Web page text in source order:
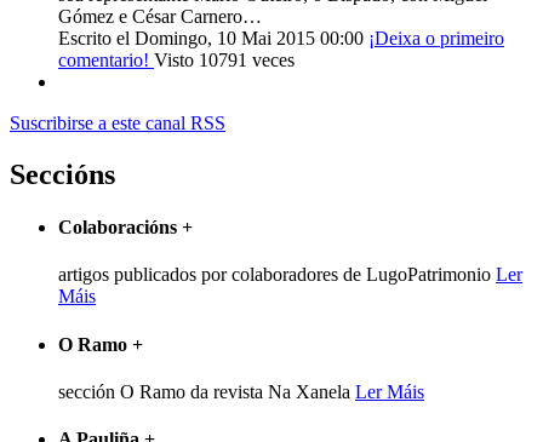
Gómez e César Carnero…
Escrito el Domingo, 10 Mai 2015 00:00 ¡Deixa o primeiro
comentario! Visto 10791 veces
Suscribirse a este canal RSS
Seccións
Colaboracións +
artigos publicados por colaboradores de LugoPatrimonio Ler
Máis
O Ramo +
sección O Ramo da revista Na Xanela Ler Máis